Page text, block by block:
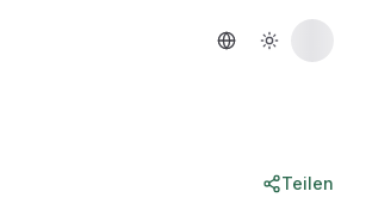
Teilen